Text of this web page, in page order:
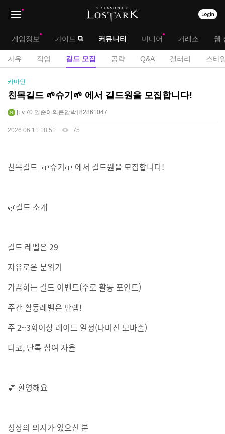
대
메
게임정보 가이드 커뮤니티 미디어 거래소 웹
서
메
자유 직업 길드 모집 공략 Q&A 갤러리 스타
길
드
집
시
카마인
친목길드 🌱슈기🌱 에서 길드원을 모집합니다!
Lv.70 일준이의큰압박 82861047
2026.06.11 18:51 75
친목길드 🌱슈기🌱 에서 길드원을 모집합니다!
🌿길드 소개
길드 레벨은 29
자유로운 분위기
가끔하는 길드 이벤트(주로 활동 포인트)
주간 활동레벨은 만렙!
주 2~3회이상 레이드 일정(나머진 모바출)
디코, 단톡 참여 자율
💕 환영해요
성장의 의지가 있으신 분